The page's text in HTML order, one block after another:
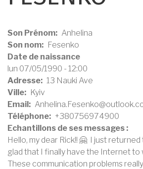
Son Prénom
Anhelina
Son nom
Fesenko
Date de naissance
lun 07/05/1990 - 12:00
Adresse
13 Nauki Ave
Ville
Kyiv
Email
Téléphone
+380756974900
Echantillons de ses messages :
Hello, my dear Rick!! 🤗 I just
glad that I finally have the Internet to
These communication problems